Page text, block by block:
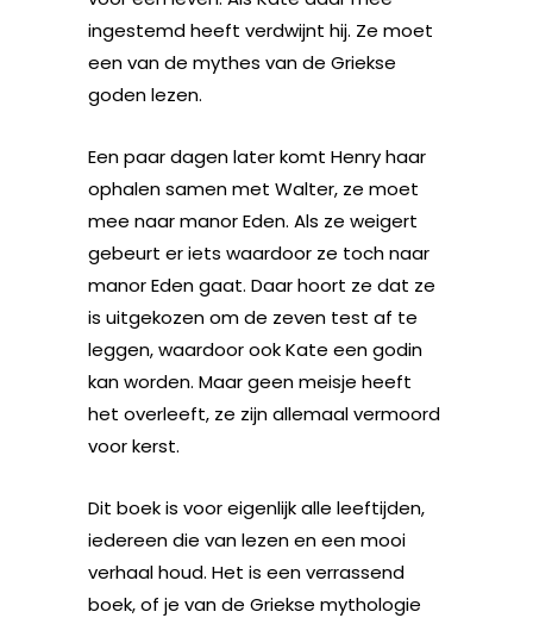
ingestemd heeft verdwijnt hij. Ze moet
een van de mythes van de Griekse
goden lezen.
Een paar dagen later komt Henry haar
ophalen samen met Walter, ze moet
mee naar manor Eden. Als ze weigert
gebeurt er iets waardoor ze toch naar
manor Eden gaat. Daar hoort ze dat ze
is uitgekozen om de zeven test af te
leggen, waardoor ook Kate een godin
kan worden. Maar geen meisje heeft
het overleeft, ze zijn allemaal vermoord
voor kerst.
Dit boek is voor eigenlijk alle leeftijden,
iedereen die van lezen en een mooi
verhaal houd. Het is een verrassend
boek, of je van de Griekse mythologie